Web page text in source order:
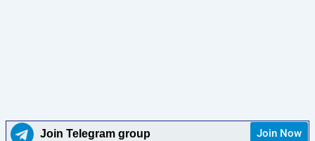
Join Telegram group Join Now